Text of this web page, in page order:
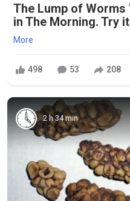
The Lump of Worms
in The Morning. Try it
More
498 53 208
2 h 34 min